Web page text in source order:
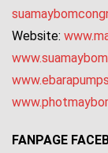
Website:
FANPAGE